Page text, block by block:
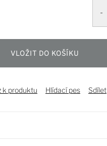
VLOŽIT DO KOŠÍKU
k produktu Hlídací pes Sdílet